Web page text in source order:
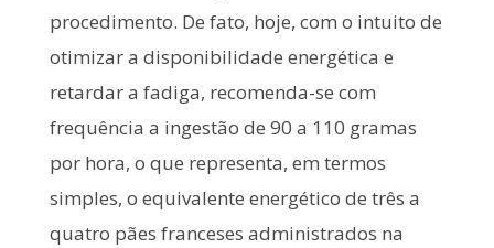
procedimento. De fato, hoje, com o intuito de
otimizar a disponibilidade energética e
retardar a fadiga, recomenda-se com
frequência a ingestão de 90 a 110 gramas
por hora, o que representa, em termos
simples, o equivalente energético de três a
quatro pães franceses administrados na